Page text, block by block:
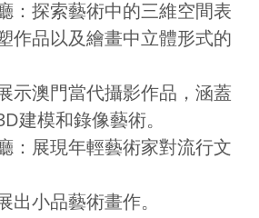
：探索藝術中的三維空間表
作品以及繪畫中立體形式的
示澳門當代攝影作品，涵蓋
建模和錄像藝術。
：展現年輕藝術家對流行文
出小品藝術畫作。